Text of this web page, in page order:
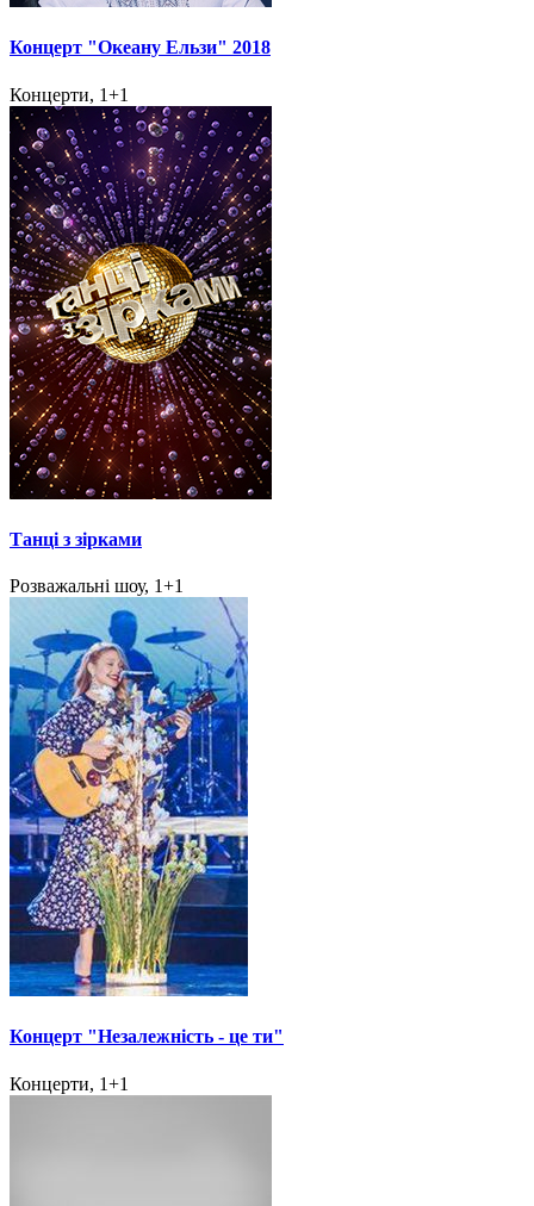
Концерт "Океану Ельзи" 2018
Концерти, 1+1
Танці з зірками
Розважальні шоу, 1+1
Концерт "Незалежність - це ти"
Концерти, 1+1